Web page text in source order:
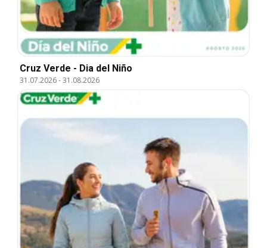
Cruz Verde - Dia del Niño
31.07.2026-31.08.2026